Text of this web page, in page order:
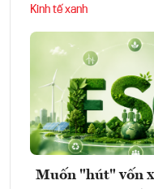
Kinh tế xanh
Muốn "hút" vốn